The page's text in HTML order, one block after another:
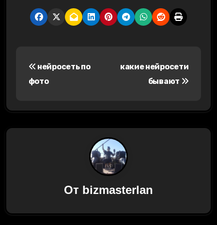
и
я
нейросеть по
фото
какие нейросети
бывают
От bizmasterlan